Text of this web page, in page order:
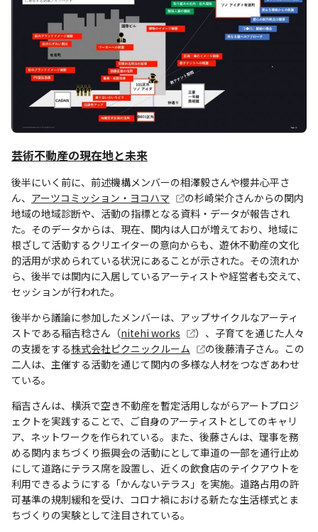
芸術不動産の現在地と未来
後半にいく前に、前述機構メンバーの相澤毅さんや櫻井心平さ
ん、 アーツコミッション・ヨコハマ
の杉崎栄介さんからの関内
地域の地域診断や、活動の指標となる資料・データが報告され
た。そのデータからは、現在、関内は人口が増えており、地域に
根ざして活動するクリエイターの意向からも、遊休不動産の文化
的活用が求められている状況にあることが示された。その流れか
ら、後半では関内に入居しているアーティストや経営者も交えて、
セッションが行われた。
後半から議論に参加したメンバーは、アップサイクルなアーティ
ストである稲吉稔さん（nitehi works
）、子育てを通じた人々
の支援をする株式会社ピクニックルーム
の後藤清子さん。この
二人は、主催する活動を通じて関内の多様な人材をつなぎあわせ
ている。
稲吉さんは、横浜で空き不動産を暫定活用しながらアートプロジ
ェクトを実践することで、ご自身のアーティストとしてのキャリ
ア、ネットワークを作られている。また、後藤さんは、理事を務
める関内まちづくり振興会の活動にとして車道の一部を通行止め
にして道路にテラス席を設置し、近くの飲食店のテイクアウトを
利用できるようにする「かんないテラス」を実施。道路占用の許
可基準の規制緩和を受け、コロナ禍における新たな生活様式とま
ちづくりの実験として注目されている。